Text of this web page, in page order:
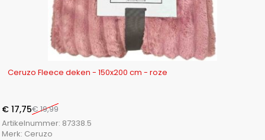
Ceruzo Fleece deken - 150x200 cm - roze
€19,99
€ 17,75
Artikelnummer: 87338.5
Merk: Ceruzo